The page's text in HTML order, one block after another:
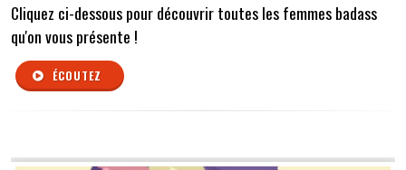
Cliquez ci-dessous pour découvrir toutes les femmes badass
qu'on vous présente !
ÉCOUTEZ